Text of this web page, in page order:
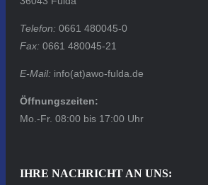
Telefon: 0661 480045-0
Fax: 0661 480045-21
E-Mail: info(at)awo-fulda.de
Öffnungszeiten:
Mo.-Fr. 08:00 bis 17:00 Uhr
IHRE NACHRICHT AN UNS: